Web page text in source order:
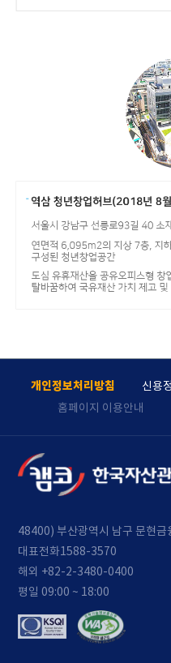
개인정보처리방침 신용
홈페이지 이용안내
48400) 부산광역시 남구 문현
대표전화1588-3570
해외 +82-2-3480-0400
평일 09:00 ~ 18:00